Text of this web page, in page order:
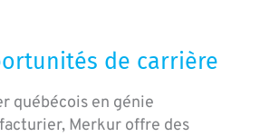
de carrière
québécois en génie
Merkur offre des